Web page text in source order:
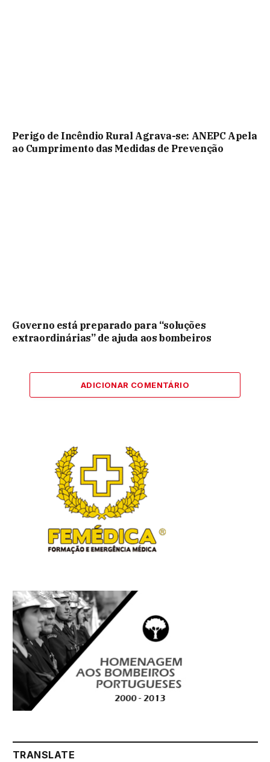
Perigo de Incêndio Rural Agrava-se: ANEPC Apela
ao Cumprimento das Medidas de Prevenção
Governo está preparado para “soluções
extraordinárias” de ajuda aos bombeiros
ADICIONAR COMENTÁRIO
TRANSLATE